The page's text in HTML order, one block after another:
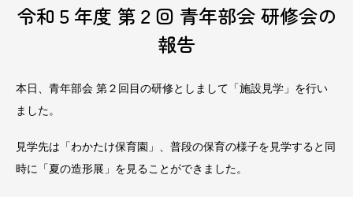
令和５年度 第２回 青年部会 研修会の
報告
本日、青年部会 第２回目の研修としまして「施設見学」を行い
ました。
見学先は「わかたけ保育園」、普段の保育の様子を見学すると同
時に「夏の造形展」を見ることができました。